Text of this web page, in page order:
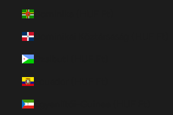
Dominika (HUF Ft)
Dominikai Köztársaság (HUF Ft)
Dzsibuti (HUF Ft)
Ecuador (HUF Ft)
Egyenlítői-Guinea (HUF Ft)